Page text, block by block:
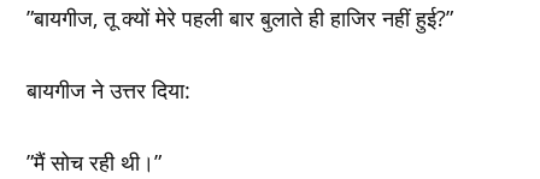
”बायगीज, तू क्‍यों मेरे पहली बार बुलाते ही हाजिर नहीं हुई?”
बायगीज ने उत्तर दिया:
”मैं सोच रही थी।”